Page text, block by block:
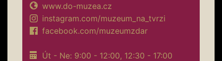
www.do-muzea.cz
instagram.com/muzeum_na_tvrzi
facebook.com/muzeumzdar
Út - Ne: 9:00 - 12:00, 12:30 - 17:00